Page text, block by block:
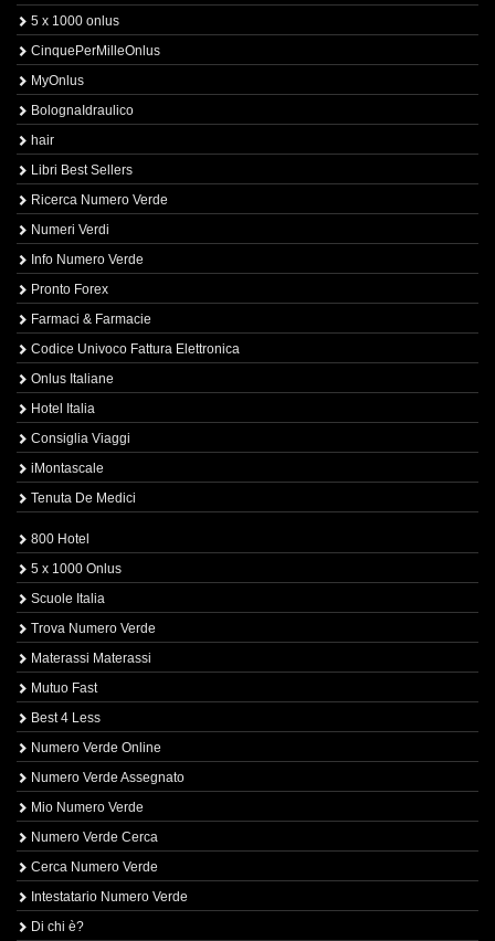
5 x 1000 onlus
CinquePerMilleOnlus
MyOnlus
BolognaIdraulico
hair
Libri Best Sellers
Ricerca Numero Verde
Numeri Verdi
Info Numero Verde
Pronto Forex
Farmaci & Farmacie
Codice Univoco Fattura Elettronica
Onlus Italiane
Hotel Italia
Consiglia Viaggi
iMontascale
Tenuta De Medici
800 Hotel
5 x 1000 Onlus
Scuole Italia
Trova Numero Verde
Materassi Materassi
Mutuo Fast
Best 4 Less
Numero Verde Online
Numero Verde Assegnato
Mio Numero Verde
Numero Verde Cerca
Cerca Numero Verde
Intestatario Numero Verde
Di chi è?